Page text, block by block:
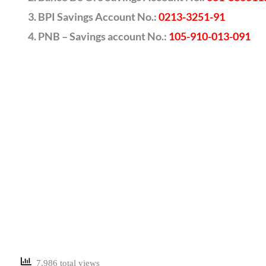
BPI Savings Account No.:0213-3251-91
PNB – Savings account No.: 105-910-013-091
7,986 total views